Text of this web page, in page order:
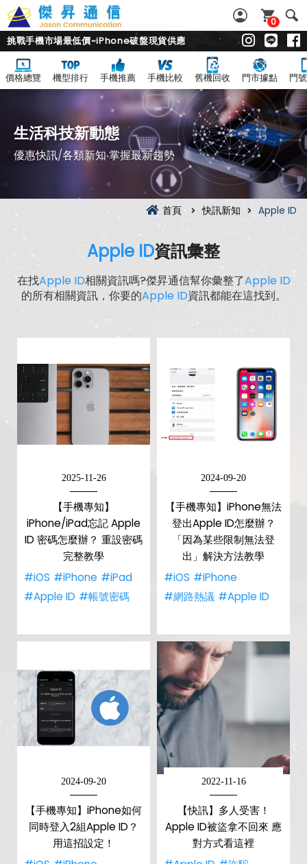
0
挑戰手機市場最低價~iPhone破盤現貨供應
價格總覽 機型排行 手機推薦 手機比較 舊機回收 門市據點 門
生活科技新動態
優惠快訊/各類新知‧掌握最新趨勢
首頁 快訊新知 Apple ID
Apple ID資訊彙整
在找Apple ID相關資訊嗎?傑昇通信幫你彙整了Apple ID
的所有相關資訊，你要的Apple ID資訊都能在這找到。
2025-11-26
【手機專知】
iPhone/iPad忘記 Apple
ID 密碼怎麼辦？ 重設密碼
完整教學
#iOS #iPhone #iPad
#Apple ID #帳號密碼
2024-09-20
【手機專知】iPhone無法
登出Apple ID怎麼辦？
「因為某些限制無法登
出」解決方法教學
#iOS #iPhone
#網路熱議 #Apple ID
2024-09-20
【手機專知】iPhone如何
同時登入2組Apple ID？
用這招設定！
2022-11-16
【快訊】多人受害！
Apple ID被盜拿不回來 應
對方式看這裡